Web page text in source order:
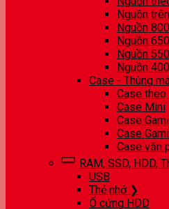
Nguồn
Nguồn
Nguồn
Nguồn
Nguồn
Case - Thùng
Case theo
Case Mini
Case
Case
Case văn
RAM, SSD, HDD,
USB
Thẻ nhớ ❯
Ổ cứng HDD